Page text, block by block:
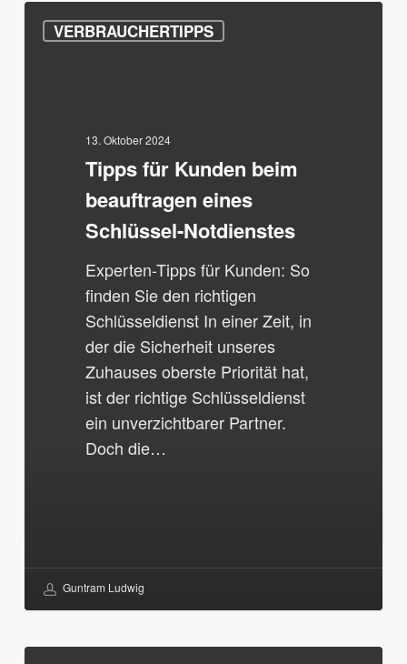
VERBRAUCHERTIPPS
Schlüssel-
Notdienstes
13. Oktober 2024
Tipps für Kunden beim
beauftragen eines
Schlüssel-Notdienstes
Experten-Tipps für Kunden: So
finden Sie den richtigen
Schlüsseldienst In einer Zeit, in
der die Sicherheit unseres
Zuhauses oberste Priorität hat,
ist der richtige Schlüsseldienst
ein unverzichtbarer Partner.
Doch die…
Guntram Ludwig